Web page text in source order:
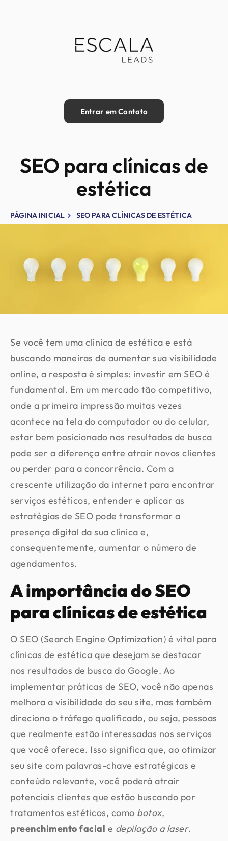
Entrar em Contato
SEO para clínicas de
estética
PÁGINA INICIAL SEO PARA CLÍNICAS DE ESTÉTICA
Se você tem uma clínica de estética e está
buscando maneiras de aumentar sua visibilidade
online, a resposta é simples: investir em SEO é
fundamental. Em um mercado tão competitivo,
onde a primeira impressão muitas vezes
acontece na tela do computador ou do celular,
estar bem posicionado nos resultados de busca
pode ser a diferença entre atrair novos clientes
ou perder para a concorrência. Com a
crescente utilização da internet para encontrar
serviços estéticos, entender e aplicar as
estratégias de SEO pode transformar a
presença digital da sua clínica e,
consequentemente, aumentar o número de
agendamentos.
A importância do SEO
para clínicas de estética
O SEO (Search Engine Optimization) é vital para
clínicas de estética que desejam se destacar
nos resultados de busca do Google. Ao
implementar práticas de SEO, você não apenas
melhora a visibilidade do seu site, mas também
direciona o tráfego qualificado, ou seja, pessoas
que realmente estão interessadas nos serviços
que você oferece. Isso significa que, ao otimizar
seu site com palavras-chave estratégicas e
conteúdo relevante, você poderá atrair
potenciais clientes que estão buscando por
tratamentos estéticos, como botox,
preenchimento facial e depilação a laser.